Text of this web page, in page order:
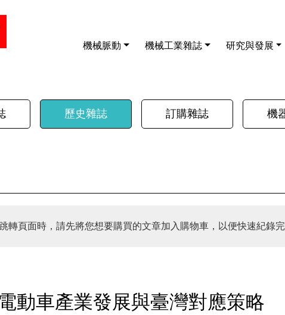
機械脈動 機械工業雜誌 研究與發展
歷史雜誌 訂購雜誌 機
轉頁面時，請先將您想要購買的文章加入購物車，以便快速紀錄
動車產業發展與臺灣對應策略